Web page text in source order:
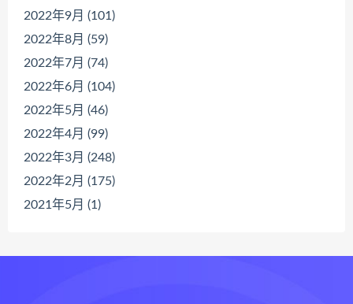
2022年9月 (101)
2022年8月 (59)
2022年7月 (74)
2022年6月 (104)
2022年5月 (46)
2022年4月 (99)
2022年3月 (248)
2022年2月 (175)
2021年5月 (1)